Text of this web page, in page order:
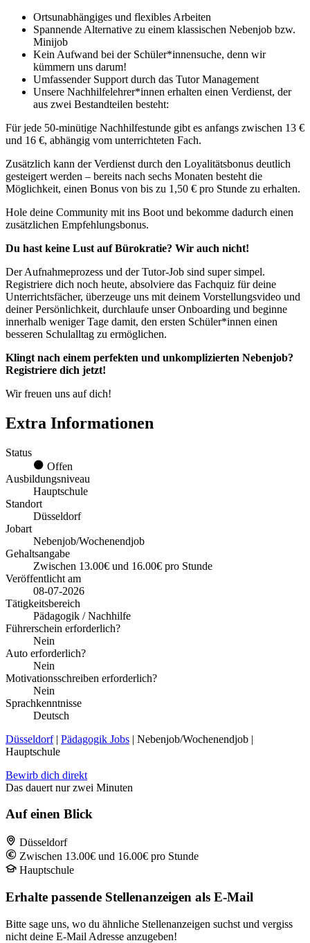
Ortsunabhängiges und flexibles Arbeiten
Spannende Alternative zu einem klassischen Nebenjob bzw.
Minijob
Kein Aufwand bei der Schüler*innensuche, denn wir
kümmern uns darum!
Umfassender Support durch das Tutor Management
Unsere Nachhilfelehrer*innen erhalten einen Verdienst, der
aus zwei Bestandteilen besteht:
Für jede 50-minütige Nachhilfestunde gibt es anfangs zwischen 13 €
und 16 €, abhängig vom unterrichteten Fach.
Zusätzlich kann der Verdienst durch den Loyalitätsbonus deutlich
gesteigert werden – bereits nach sechs Monaten besteht die
Möglichkeit, einen Bonus von bis zu 1,50 € pro Stunde zu erhalten.
Hole deine Community mit ins Boot und bekomme dadurch einen
zusätzlichen Empfehlungsbonus.
Du hast keine Lust auf Bürokratie? Wir auch nicht!
Der Aufnahmeprozess und der Tutor-Job sind super simpel.
Registriere dich noch heute, absolviere das Fachquiz für deine
Unterrichtsfächer, überzeuge uns mit deinem Vorstellungsvideo und
deiner Persönlichkeit, durchlaufe unser Onboarding und beginne
innerhalb weniger Tage damit, den ersten Schüler*innen einen
besseren Schulalltag zu ermöglichen.
Klingt nach einem perfekten und unkomplizierten Nebenjob?
Registriere dich jetzt!
Wir freuen uns auf dich!
Extra Informationen
Status
Offen
Ausbildungsniveau
Hauptschule
Standort
Düsseldorf
Jobart
Nebenjob/Wochenendjob
Gehaltsangabe
Zwischen 13.00€ und 16.00€ pro Stunde
Veröffentlicht am
08-07-2026
Tätigkeitsbereich
Pädagogik / Nachhilfe
Führerschein erforderlich?
Nein
Auto erforderlich?
Nein
Motivationsschreiben erforderlich?
Nein
Sprachkenntnisse
Deutsch
Düsseldorf| Pädagogik Jobs | Nebenjob/Wochenendjob |
Hauptschule
Bewirb dich direkt
Das dauert nur zwei Minuten
Auf einen Blick
Düsseldorf
Zwischen 13.00€ und 16.00€ pro Stunde
Hauptschule
Erhalte passende Stellenanzeigen als E-Mail
Bitte sage uns, wo du ähnliche Stellenanzeigen suchst und vergiss
nicht deine E-Mail Adresse anzugeben!